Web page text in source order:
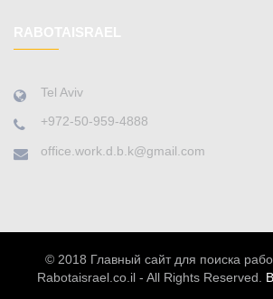
Tel Aviv
+972-50-959-4888
office.work.d.b.k@gmail.com
© 2018 Главный сайт для поиска
Rabotaisrael.co.il - All Rights Reserved.